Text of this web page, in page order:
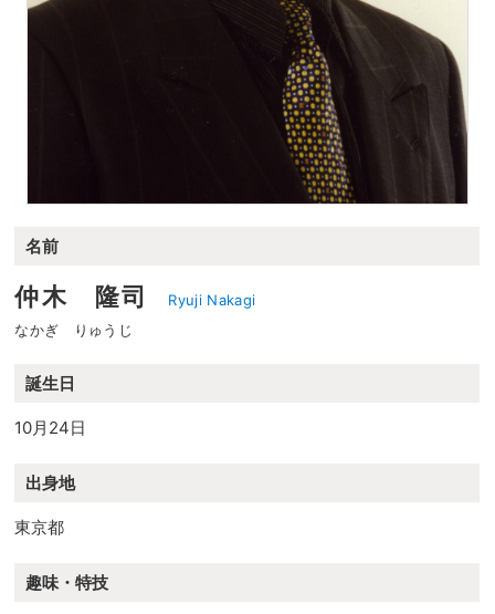
名前
仲木 隆司
Ryuji Nakagi
なかぎ りゅうじ
誕生日
10月24日
出身地
東京都
趣味・特技